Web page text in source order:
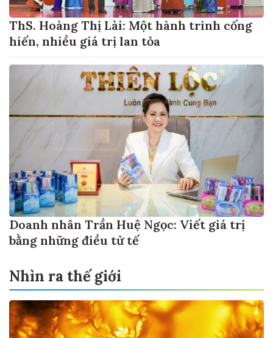
ThS. Hoàng Thị Lài: Một hành trình cống
hiến, nhiều giá trị lan tỏa
Doanh nhân Trần Huệ Ngọc: Viết giá trị
bằng những điều tử tế
Nhìn ra thế giới